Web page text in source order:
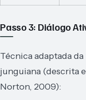
Passo 3: Diálogo
Técnica adaptada da
junguiana (descrita
Norton, 2009):